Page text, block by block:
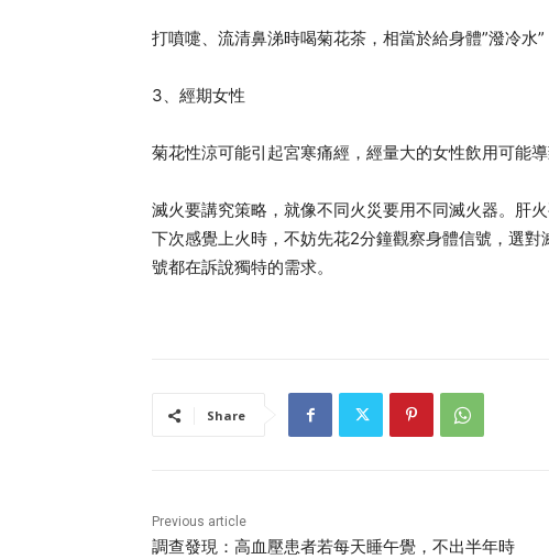
打噴嚏、流清鼻涕時喝菊花茶，相當於給身體”潑冷水”
3、經期女性
菊花性涼可能引起宮寒痛經，經量大的女性飲用可能導
滅火要講究策略，就像不同火災要用不同滅火器。肝
下次感覺上火時，不妨先花2分鐘觀察身體信號，選
號都在訴說獨特的需求。
Share
Previous article
調查發現：高血壓患者若每天睡午覺，不出半年時